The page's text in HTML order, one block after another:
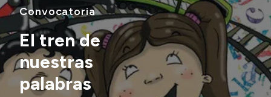
Normativa
Transparencia
Presupuesto
Convocatoria
El tren de
nuestras
palabras